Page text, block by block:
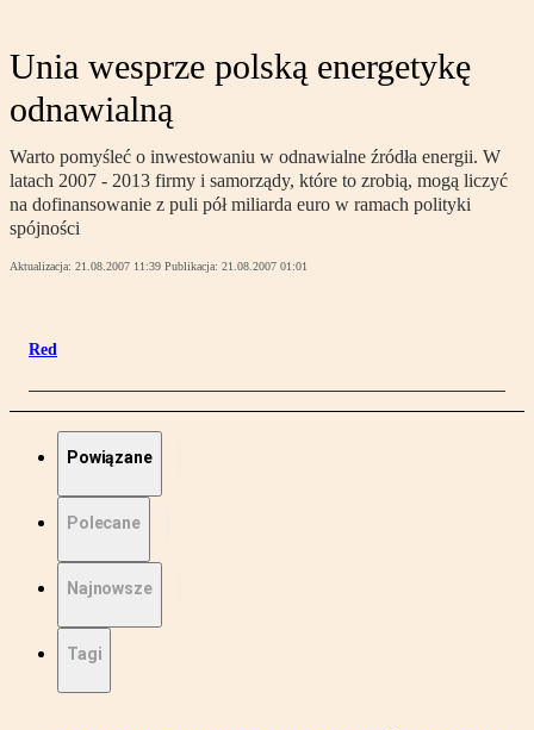
Unia wesprze polską energetykę
odnawialną
Warto pomyśleć o inwestowaniu w odnawialne źródła energii. W
latach 2007 - 2013 firmy i samorządy, które to zrobią, mogą liczyć
na dofinansowanie z puli pół miliarda euro w ramach polityki
spójności
Aktualizacja: 21.08.2007 11:39 Publikacja: 21.08.2007 01:01
Red
Powiązane
Polecane
Najnowsze
Tagi